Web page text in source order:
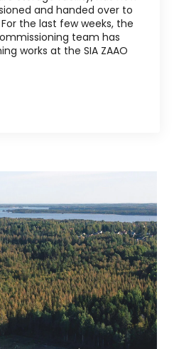
and handed over to
the last few weeks, the
team has
works at the SIA ZAAO